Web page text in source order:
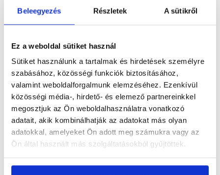
Beleegyezés Részletek A sütikről
Ez a weboldal sütiket használ
Sütiket használunk a tartalmak és hirdetések személyre
szabásához, közösségi funkciók biztosításához,
valamint weboldalforgalmunk elemzéséhez. Ezenkívül
közösségi média-, hirdető- és elemező partnereinkkel
megosztjuk az Ön weboldalhasználatra vonatkozó
adatait, akik kombinálhatják az adatokat más olyan
adatokkal, amelyeket Ön adott meg számukra vagy az
Ön által használt más szolgáltatásokból gyűjtöttek.
Szükséged lehet rá
Részletes leírás
Termékinformáció
Dokumentumok(1)